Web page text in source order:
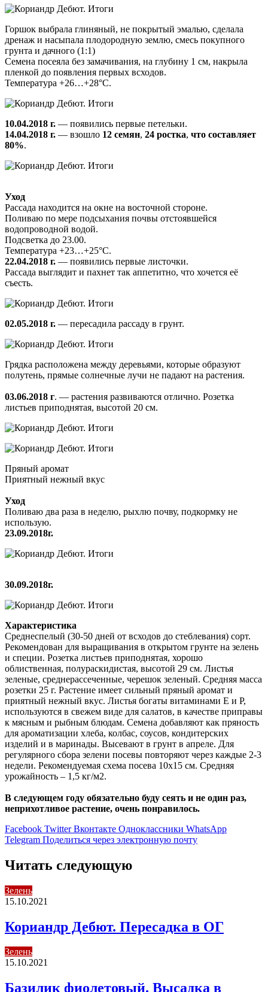
Горшок выбрала глиняный, не покрытый эмалью, сделала
дренаж и насыпала плодородную землю, смесь покупного
грунта и дачного (1:1)
Семена посеяла без замачивания, на глубину 1 см, накрыла
пленкой до появления первых всходов.
Температура +26…+28°С.
10.04.2018 г. — появились первые петельки.
14.04.2018 г. — взошло 12 семян, 24 ростка, что составляет
80%.
Уход
Рассада находится на окне на восточной стороне.
Поливаю по мере подсыхания почвы отстоявшейся
водопроводной водой.
Подсветка до 23.00.
Температура +23…+25°С.
22.04.2018 г. — появились первые листочки.
Рассада выглядит и пахнет так аппетитно, что хочется её
съесть.
02.05.2018 г. — пересадила рассаду в грунт.
Грядка расположена между деревьями, которые образуют
полутень, прямые солнечные лучи не падают на растения.
03.06.2018 г. — растения развиваются отлично. Розетка
листьев приподнятая, высотой 20 см.
Пряный аромат
Приятный нежный вкус
Уход
Поливаю два раза в неделю, рыхлю почву, подкормку не
использую.
23.09.2018г.
30.09.2018г.
Характеристика
Среднеспелый (30-50 дней от всходов до стеблевания) сорт.
Рекомендован для выращивания в открытом грунте на зелень
и специи. Розетка листьев приподнятая, хорошо
облиственная, полураскидистая, высотой 29 см. Листья
зеленые, среднерассеченные, черешок зеленый. Средняя масса
розетки 25 г. Растение имеет сильный пряный аромат и
приятный нежный вкус. Листья богаты витаминами Е и Р,
используются в свежем виде для салатов, в качестве приправы
к мясным и рыбным блюдам. Семена добавляют как пряность
для ароматизации хлеба, колбас, соусов, кондитерских
изделий и в маринады. Высевают в грунт в апреле. Для
регулярного сбора зелени посевы повторяют через каждые 2-3
недели. Рекомендуемая схема посева 10х15 см. Средняя
урожайность – 1,5 кг/м2.
В следующем году обязательно буду сеять и не один раз,
неприхотливое растение, очень понравилось.
Facebook Twitter Вконтакте Одноклассники WhatsApp
Telegram Поделиться через электронную почту
Читать следующую
Зелень
15.10.2021
Кориандр Дебют. Пересадка в ОГ
Зелень
15.10.2021
Базилик фиолетовый. Высадка в